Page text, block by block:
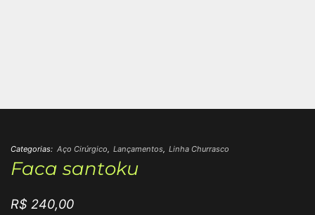
Categorias: Aço Cirúrgico, Lançamentos, Linha Churrasco
Faca santoku
R$ 240,00